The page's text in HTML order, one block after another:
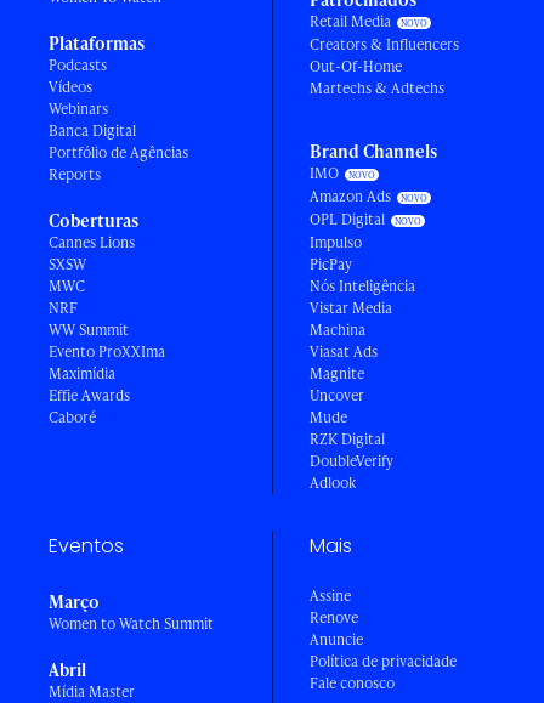
Plataformas
Podcasts
Vídeos
Webinars
Banca Digital
Portfólio de Agências
Reports
Coberturas
Cannes Lions
SXSW
MWC
NRF
WW Summit
Evento ProXXIma
Maximídia
Effie Awards
Caboré
Retail Media
Creators & Influencers
Out-Of-Home
Martechs & Adtechs
Brand Channels
IMO
Amazon Ads
OPL Digital
Impulso
PicPay
Nós Inteligência
Vistar Media
Machina
Viasat Ads
Magnite
Uncover
Mude
RZK Digital
DoubleVerify
Adlook
Eventos
Março
Women to Watch Summit
Abril
Mídia Master
Mais
Assine
Renove
Anuncie
Política de privacidade
Fale conosco